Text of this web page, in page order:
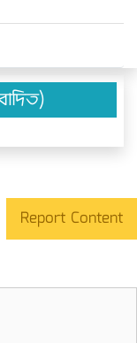
Report Content